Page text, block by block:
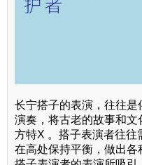
长宁搭子的表演，往往
演奏，将古老的故事和
方特X 。搭子表演者往往
在高处保持平衡，做出